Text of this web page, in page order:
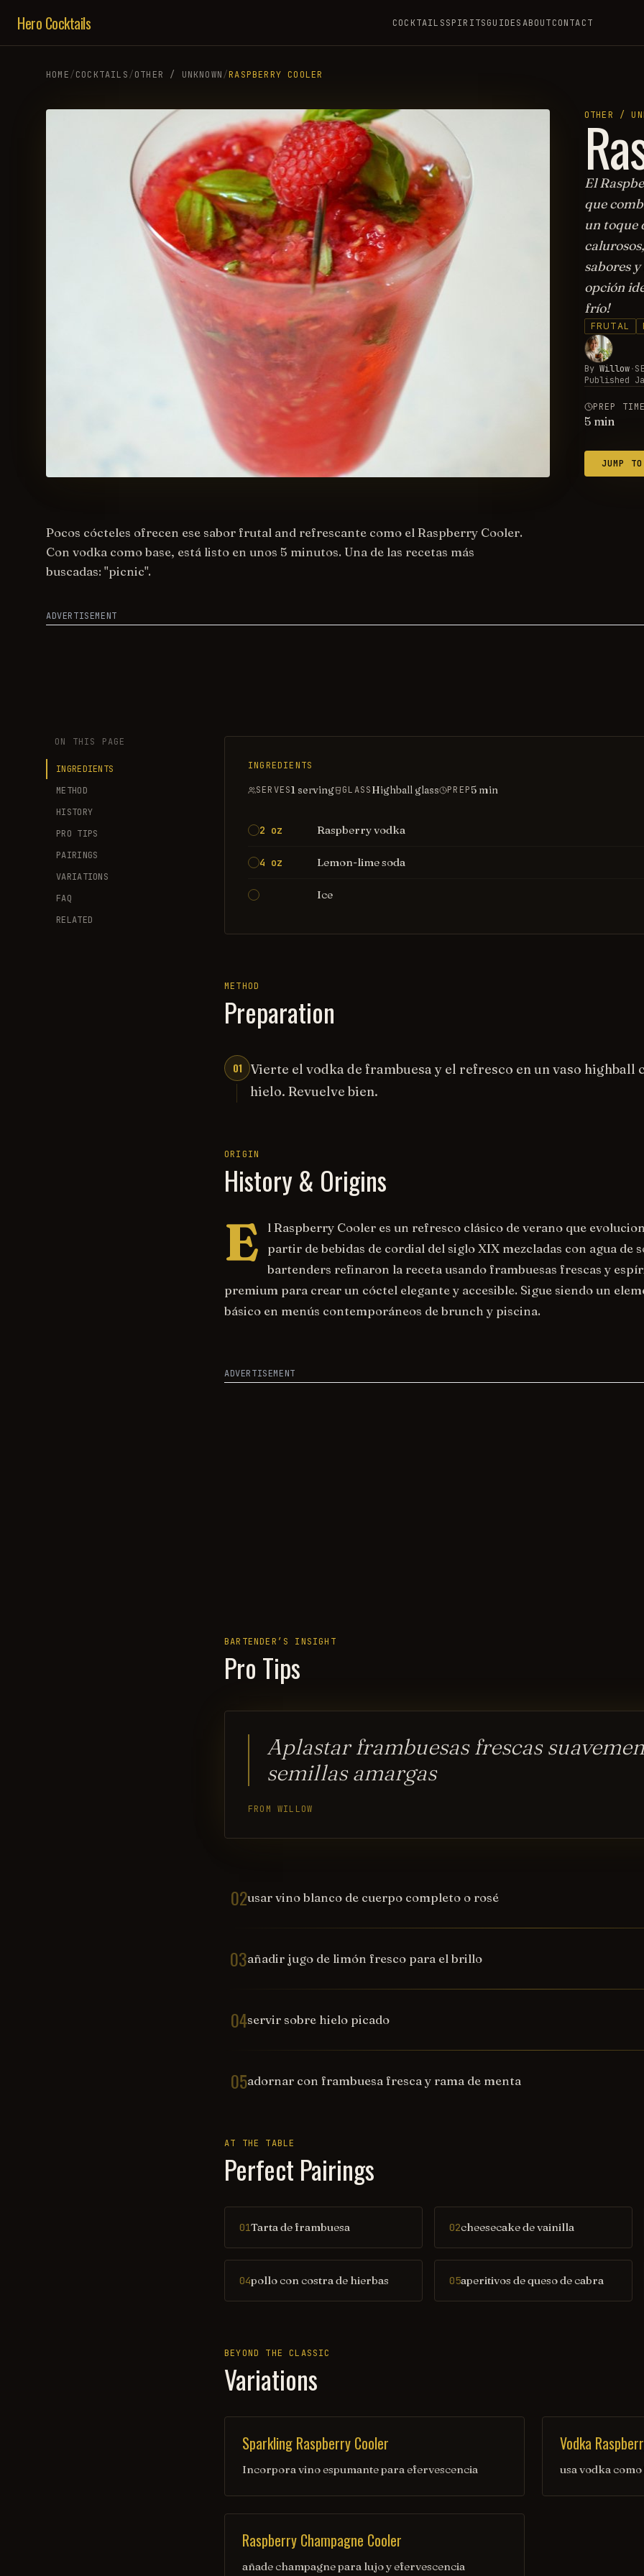
Hero Cocktails COCKTAILSSPIRITSGUIDESABOUTCONTACT
HOME/COCKTAILS/OTHER / UNKNOWN/RASPBERRY COOLER
OTHER /
El
que
un toque
sabores
opción
frío!
FRUTAL
By Willow·
Published
PREP TIME
5min
JUMP
Pocos cócteles ofrecen ese sabor frutal and refrescante como el Raspberry Cooler.
Con vodka como base, está listo en unos 5 minutos. Una de las recetas más
buscadas: "picnic".
ADVERTISEMENT
ON THIS PAGE
INGREDIENTS
METHOD
HISTORY
PRO TIPS
PAIRINGS
VARIATIONS
FAQ
RELATED
INGREDIENTS
SERVES1 serving GLASSHighball glass PREP5 min
2 oz Raspberry vodka
4 oz Lemon-lime soda
Ice
METHOD
Preparation
01
Vierte el vodka de frambuesa y el refresco en un vaso highball
hielo. Revuelve bien.
ORIGIN
History & Origins
E
l Raspberry Cooler es un refresco clásico de verano que
partir de bebidas de cordial del siglo XIX mezcladas con agua de
bartenders refinaron la receta usando frambuesas frescas y
premium para crear un cóctel elegante y accesible. Sigue siendo un
básico en menús contemporáneos de brunch y piscina.
ADVERTISEMENT
BARTENDER’S INSIGHT
Pro Tips
Aplastar frambuesas frescas
semillas amargas
FROM WILLOW
02usar vino blanco de cuerpo completo o rosé
03añadir jugo de limón fresco para el brillo
04servir sobre hielo picado
05adornar con frambuesa fresca y rama de menta
AT THE TABLE
Perfect Pairings
01Tarta de frambuesa 02cheesecake de vainilla
04pollo con costra de hierbas 05aperitivos de queso de cabra
BEYOND THE CLASSIC
Variations
Sparkling Raspberry Cooler
Incorpora vino espumante para efervescencia
Vodka
usa vodka
Raspberry Champagne Cooler
añade champagne para lujo y efervescencia